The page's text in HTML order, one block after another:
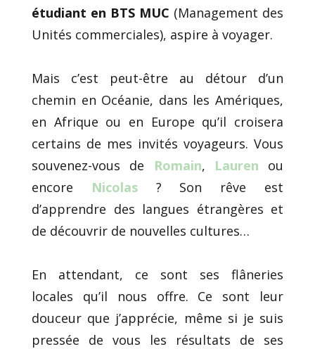
étudiant en BTS MUC (Management des
Unités commerciales), aspire à voyager.
Mais c’est peut-être au détour d’un
chemin en Océanie, dans les Amériques,
en Afrique ou en Europe qu’il croisera
certains de mes invités voyageurs. Vous
souvenez-vous de
Romain, Lauren ou
encore Nicolas? Son rêve est
d’apprendre des langues étrangères et
de découvrir de nouvelles cultures…
En attendant, ce sont ses flâneries
locales qu’il nous offre. Ce sont leur
douceur que j’apprécie, même si je suis
pressée de vous les résultats de ses